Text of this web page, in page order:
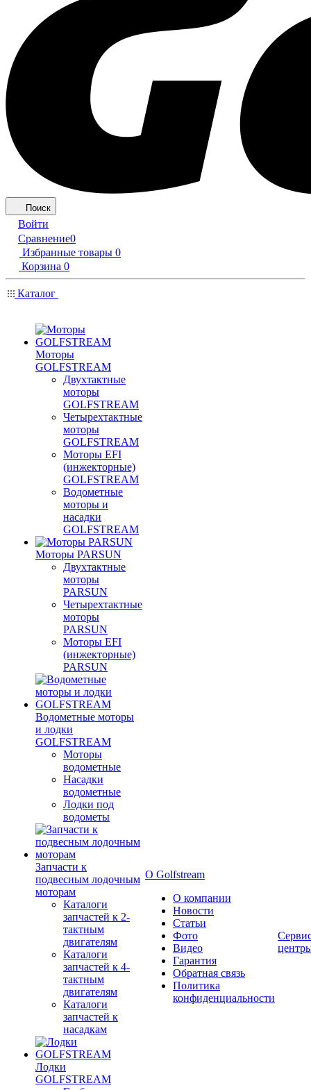
Поиск
Войти
Сравнение0
Избранные товары 0
Корзина 0
Каталог
Моторы
GOLFSTREAM
Двухтактные
моторы
GOLFSTREAM
Четырехтактные
моторы
GOLFSTREAM
Моторы EFI
(инжекторные)
GOLFSTREAM
Водометные
моторы и
насадки
GOLFSTREAM
Моторы PARSUN
Двухтактные
моторы
PARSUN
Четырехтактные
моторы
PARSUN
Моторы EFI
(инжекторные)
PARSUN
Водометные моторы
и лодки
GOLFSTREAM
Моторы
водометные
Насадки
водометные
Лодки под
водометы
Запчасти к
подвесным лодочным
моторам
Каталоги
запчастей к 2-
тактным
двигателям
Каталоги
запчастей к 4-
тактным
двигателям
Каталоги
запчастей к
насадкам
Лодки
GOLFSTREAM
О Golfstream
О компании
Новости
Статьи
Фото
Видео
Гарантия
Обратная связь
Политика
конфиденциальности